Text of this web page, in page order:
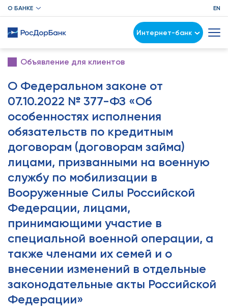
О БАНКЕ EN
Интернет-банк
Объявление для клиентов
О Федеральном законе от
07.10.2022 № 377-ФЗ «Об
особенностях исполнения
обязательств по кредитным
договорам (договорам займа)
лицами, призванными на военную
службу по мобилизации в
Вооруженные Силы Российской
Федерации, лицами,
принимающими участие в
специальной военной операции, а
также членами их семей и о
внесении изменений в отдельные
законодательные акты Российской
Федерации»